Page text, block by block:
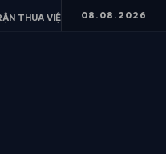
• FERRAN TORRES HÉ
08.08.2026